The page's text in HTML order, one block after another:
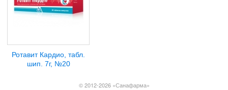
Ротавит Кардио, табл.
шип. 7г, №20
© 2012-2026 «Санафарма»